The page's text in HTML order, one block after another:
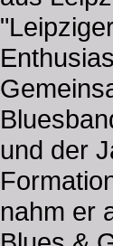
und der
nahm er